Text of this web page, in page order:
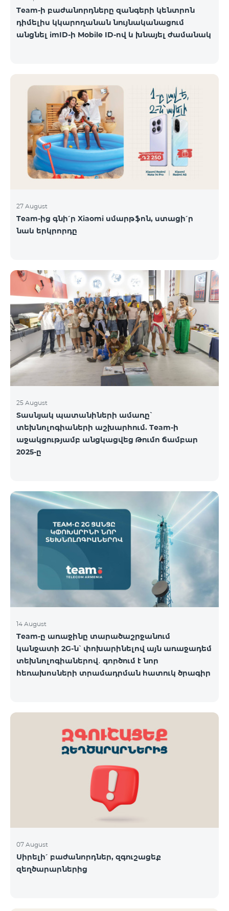
Team-ի բաժանորդները զանգերի կենտրոն
դիմելիս կկարողանան նույնականացում
անցնել imID-ի Mobile ID-ով և խնայել ժամանակ
27 August
Team-ից գնի՛ր Xiaomi սմարթֆոն, ստացի՛ր
նաև երկրորդը
25 August
Տասնյակ պատանիների ամառը՝
տեխնոլոգիաների աշխարհում. Team-ի
աջակցությամբ անցկացվեց Թումո ճամբար
2025-ը
14 August
Team-ը առաջինը տարածաշրջանում
կանջատի 2G-ն՝ փոխարինելով այն առաջադեմ
տեխնոլոգիաներով․ գործում է նոր
հեռախոսների տրամադրման հատուկ ծրագիր
07 August
Սիրելի՛ բաժանորդներ, զգուշացեք
զեղծարարներից